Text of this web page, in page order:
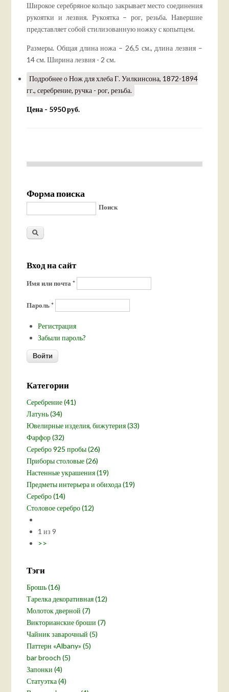
Широкое серебряное кольцо закрывает место соединения
рукоятки и лезвия. Рукоятка – рог, резьба. Навершие
представляет собой стилизованную ножку с копытцем.
Размеры. Общая длина ножа – 26,5 см., длина лезвия –
14 см. Ширина лезвия - 2 см.
Подробнеео Нож для хлеба Г. Уилкинсона, 1872-1894
гг., серебрение, ручка - рог, резьба.
Цена - 5950 руб.
Форма поиска
Поиск
Вход на сайт
Имя или почта*
Пароль*
Регистрация
Забыли пароль?
Категории
Серебрение (41)
Латунь (34)
Ювелирные изделия, бижутерия (33)
Фарфор (32)
Серебро 925 пробы (26)
Приборы столовые (26)
Настенные украшения (19)
Предметы интерьера и обихода (19)
Серебро (14)
Столовое серебро (12)
1 из 9
>>
Тэги
Брошь (16)
Тарелка декоративная (12)
Молоток дверной (7)
Викторианские броши (7)
Чайник заварочный (5)
Паттерн «Albany» (5)
bar brooch (5)
Запонки (4)
Статуэтка (4)